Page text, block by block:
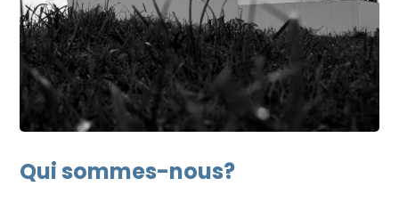
Qui sommes-nous?